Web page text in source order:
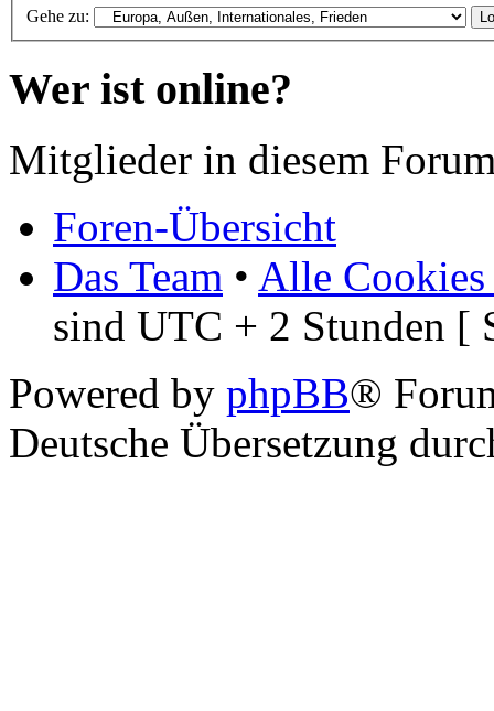
Gehe zu:
Wer ist online?
Mitglieder in diesem
Foren-Übersicht
Das Team • Alle Cookies
sind UTC + 2 Stunden [
Powered by phpBB®
Deutsche Übersetzung